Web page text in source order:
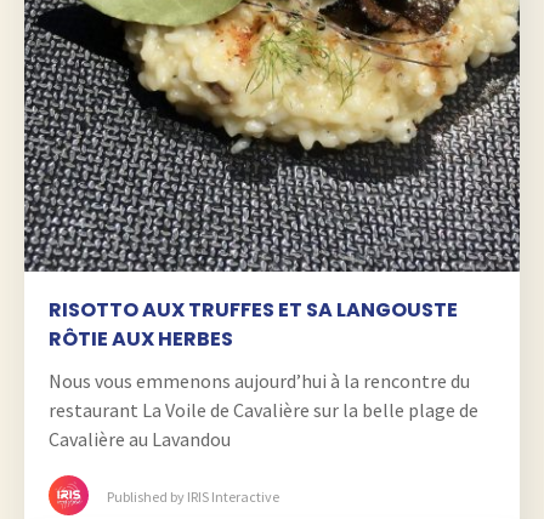
RISOTTO AUX TRUFFES ET SA LANGOUSTE
RÔTIE AUX HERBES
Nous vous emmenons aujourd’hui à la rencontre du
restaurant La Voile de Cavalière sur la belle plage de
Cavalière au Lavandou
Published by IRIS Interactive